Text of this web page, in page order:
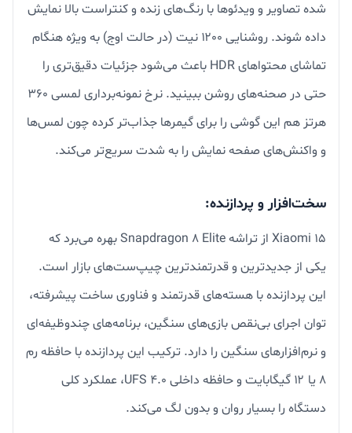
شده تصاویر و ویدئوها با رنگ‌های زنده و کنتراست بالا نمایش
داده شوند. روشنایی ۱۲۰۰ نیت (در حالت اوج) به ویژه هنگام
تماشای محتواهای HDR باعث می‌شود جزئیات دقیق‌تری را
حتی در صحنه‌های روشن ببینید. نرخ نمونه‌برداری لمسی ۳۶۰
هرتز هم این گوشی را برای گیمرها جذاب‌تر کرده چون لمس‌ها
و واکنش‌های صفحه نمایش را به شدت سریع‌تر می‌کند.
سخت‌افزار و پردازنده:
Xiaomi 15 از تراشه Snapdragon 8 Elite بهره می‌برد که
یکی از جدیدترین و قدرتمندترین چیپ‌ست‌های بازار است.
این پردازنده با هسته‌های قدرتمند و فناوری ساخت پیشرفته،
توان اجرای بی‌نقص بازی‌های سنگین، برنامه‌های چندوظیفه‌ای
و نرم‌افزارهای سنگین را دارد. ترکیب این پردازنده با حافظه رم
۸ یا ۱۲ گیگابایت و حافظه داخلی UFS 4.0، عملکرد کلی
دستگاه را بسیار روان و بدون لگ می‌کند.